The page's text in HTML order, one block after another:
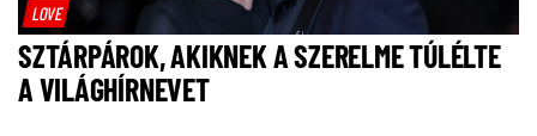
LOVE
SZTÁRPÁROK, AKIKNEK A SZERELME TÚLÉLTE
A VILÁGHÍRNEVET